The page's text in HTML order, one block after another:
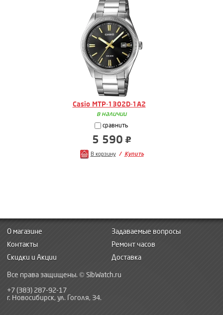
Casio MTP-1302D-1A2
в наличии
сравнить
5 590
В корзину Купить
Все права защищены. © SibWatch.ru
+7 (383) 287-92-17
г. Новосибирск, ул. Гоголя, 34.
О магазине
Задаваемые вопросы
Контакты
Ремонт часов
Скидки и Акции
Доставка